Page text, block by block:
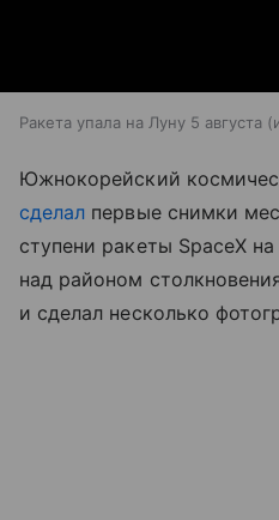
Ракета упала на Луну 5 августа
Южнокорейский
сделал первые снимки
ступени ракеты SpaceX
над районом
и сделал несколько